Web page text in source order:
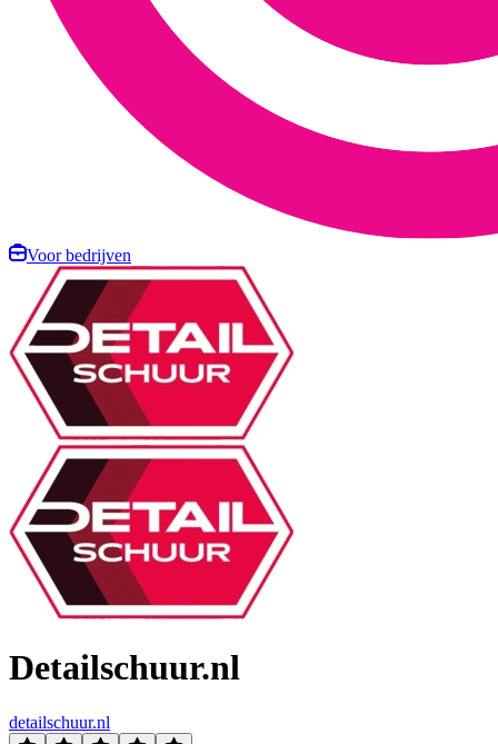
Voor bedrijven
Detailschuur.nl
detailschuur.nl